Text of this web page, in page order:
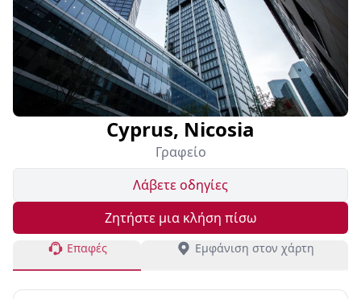
Cyprus, Nicosia
Γραφείο
Λάβετε οδηγίες
Ζητήστε μια κλήση πίσω
Επαφές Εμφάνιση στον χάρτη